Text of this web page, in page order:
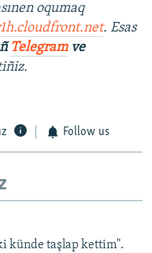
oqumaq
. Esas
Telegramve
Follow us
künde taşlap kettim".